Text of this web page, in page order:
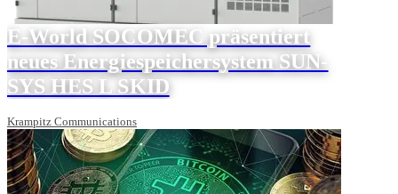
E-World SOCOMEC präsentiert
neues Energiespeichersystem SUN-
SYS HES L SKID
Krampitz Communications